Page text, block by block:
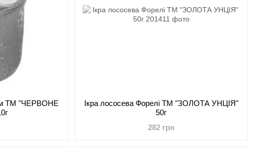
ТМ "ЧЕРВОНЕ
Ікра лососева Форелі ТМ "ЗОЛОТА УНЦІЯ"
50г
282 грн